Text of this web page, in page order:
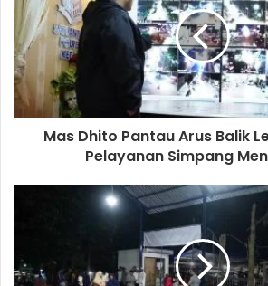
Mas Dhito Pantau Arus Balik
Pelayanan Simpang